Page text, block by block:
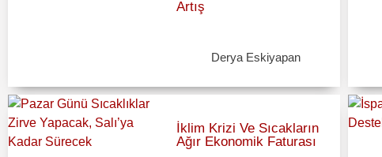
Artış
Derya Eskiyapan
İklim Krizi Ve Sıcakların
Ağır Ekonomik Faturası